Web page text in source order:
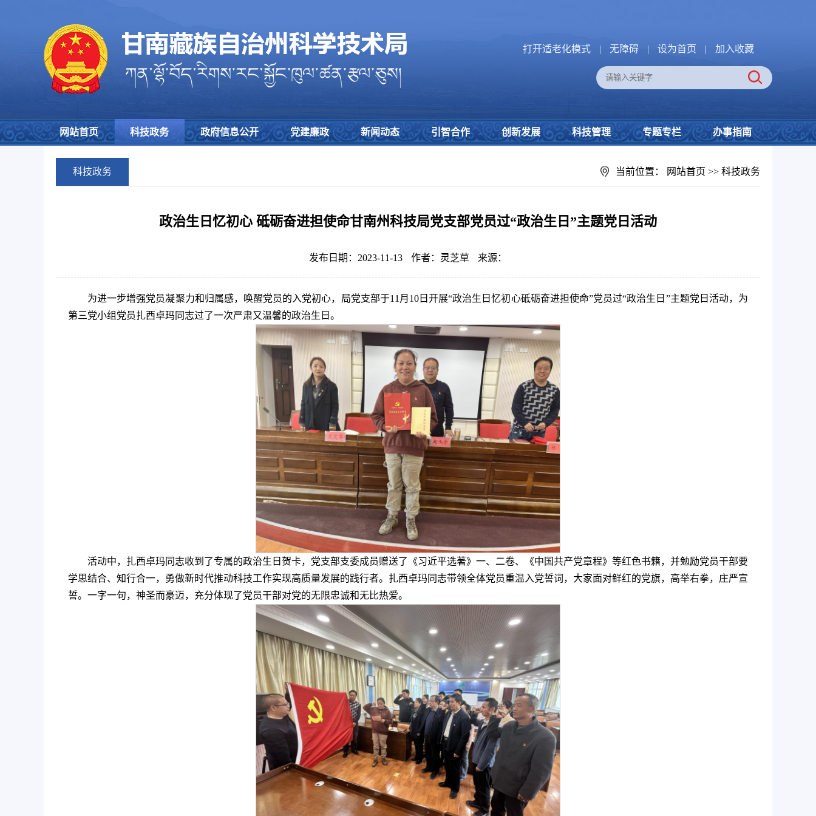
打开适老化模式 | 无障碍 | 设为首页 | 加入收藏
网站首页 科技政务 政府信息公开 党建廉政 新闻动态 引智合作 创新发展 科技管理 专题专栏 办事指南
科技政务 当前位置： 网站首页 >> 科技政务
政治生日忆初心 砥砺奋进担使命甘南州科技局党支部党员过“政治生日”主题党日活动
发布日期：2023-11-13 作者：灵芝草 来源：
为进一步增强党员凝聚力和归属感，唤醒党员的入党初心，局党支部于11月10日开展“政治生日忆初心砥砺奋进担使命”党员过“政治生日”主题党日活动，为
第三党小组党员扎西卓玛同志过了一次严肃又温馨的政治生日。
活动中，扎西卓玛同志收到了专属的政治生日贺卡，党支部支委成员赠送了《习近平选著》一、二卷、《中国共产党章程》等红色书籍，并勉励党员干部要
学思结合、知行合一，勇做新时代推动科技工作实现高质量发展的践行者。扎西卓玛同志带领全体党员重温入党誓词，大家面对鲜红的党旗，高举右拳，庄严宣
誓。一字一句，神圣而豪迈，充分体现了党员干部对党的无限忠诚和无比热爱。